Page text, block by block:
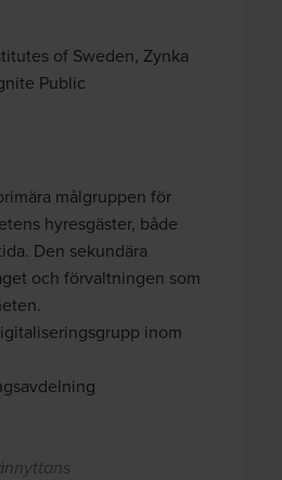
of Sweden, Zynka
Public
målgruppen för
hyresgäster, både
Den sekundära
och förvaltningen som
inom